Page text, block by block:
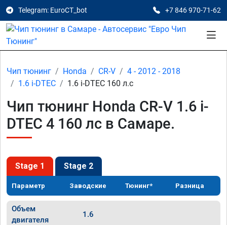
Telegram: EuroCT_bot +7 846 970-71-62
Чип тюнинг Honda CR-V
4 - 2012 - 2018
1.6 i-DTEC
1.6 i-DTEC 160 л.с
Чип тюнинг Honda CR-V 1.6 i-
DTEC 4 160 лс в Самаре.
Stage 1 Stage 2
Параметр Заводские Тюнинг* Разница
Объем
двигателя
1.6